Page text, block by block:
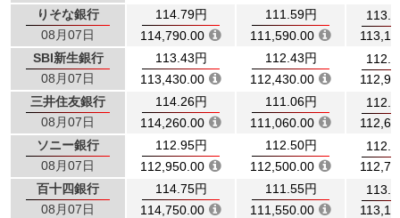
りそな銀行
08月07日
114.79円
114,790.00
111.59円
111,590.00
SBI新生銀行
08月07日
113.43円
113,430.00
112.43円
112,430.00
三井住友銀行
08月07日
114.26円
114,260.00
111.06円
111,060.00
ソニー銀行
08月07日
112.95円
112,950.00
112.50円
112,500.00
百十四銀行
08月07日
114.75円
114,750.00
111.55円
111,550.00